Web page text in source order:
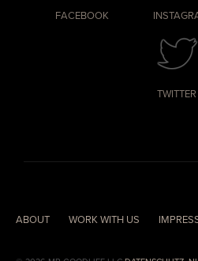
FACEBOOK
TWITTER
ABOUT WORK WITH US